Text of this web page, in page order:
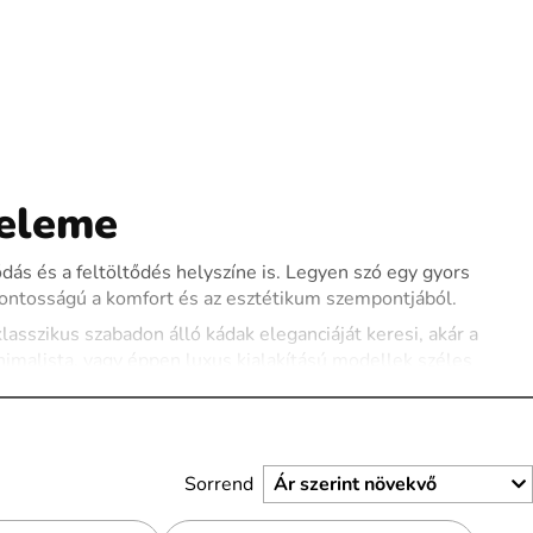
és a feltöltődés helyszíne is. Legyen szó egy gyors
a komfort és az esztétikum szempontjából.
szabadon álló kádak eleganciáját keresi, akár a
vagy éppen luxus kialakítású modellek széles
Sorrend